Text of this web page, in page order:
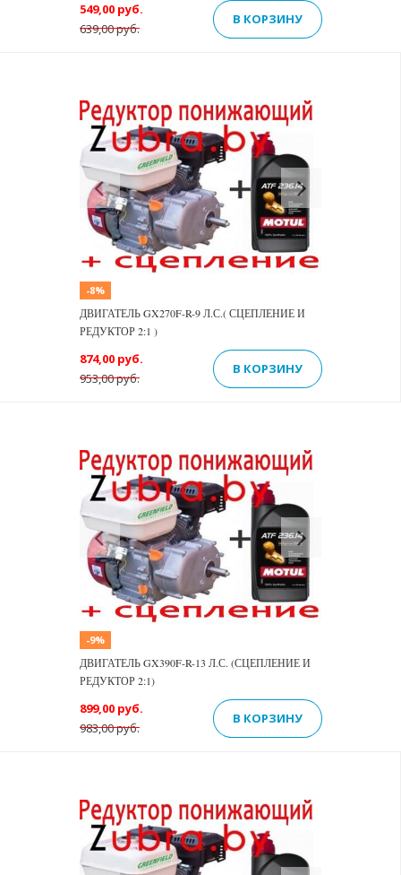
639,00 руб.
549,00 руб.
В КОРЗИНУ
Previous
-8%
ДВИГАТЕЛЬ GX270F-R-9 Л.С.( СЦЕПЛЕНИЕ И
РЕДУКТОР 2:1 )
953,00 руб.
874,00 руб.
В КОРЗИНУ
Previous
-9%
ДВИГАТЕЛЬ GX390F-R-13 Л.С. (СЦЕПЛЕНИЕ И
РЕДУКТОР 2:1)
983,00 руб.
899,00 руб.
В КОРЗИНУ